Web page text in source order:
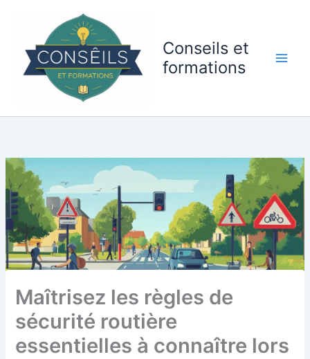
Conseils et
formations
Maîtrisez les règles de
sécurité routière
essentielles à connaître lors